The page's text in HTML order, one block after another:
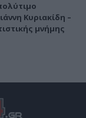
Κυριακίδη –
μνήμης